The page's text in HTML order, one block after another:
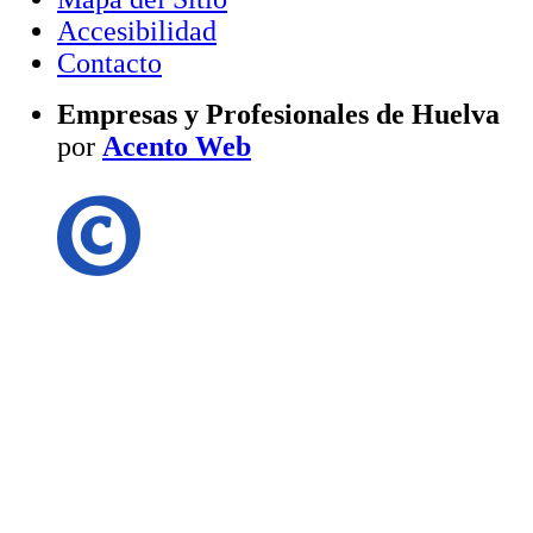
Accesibilidad
Contacto
Empresas y Profesionales de Huelva
por Acento Web